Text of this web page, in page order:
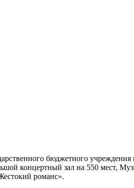
бюджетного
концертный зал на 550 мест,
романс».